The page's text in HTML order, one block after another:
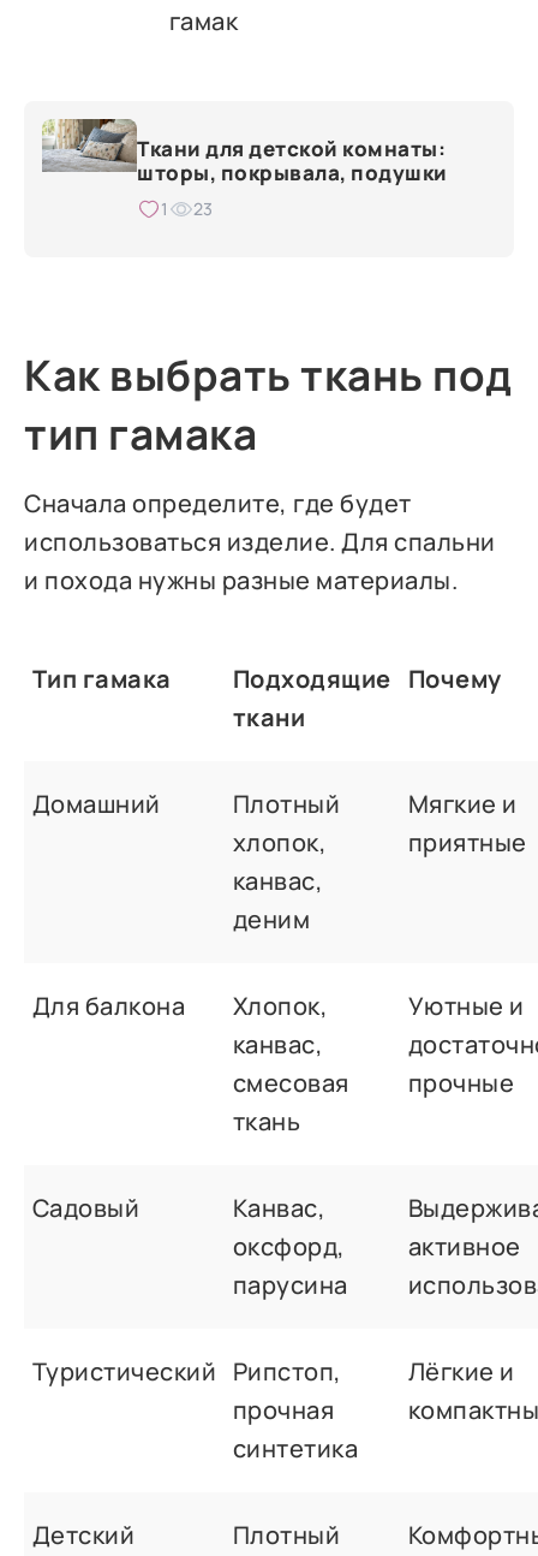
гамак
Ткани для детской комнаты:
шторы, покрывала, подушки
1 23
Как выбрать ткань под
тип гамака
Сначала определите, где будет
использоваться изделие. Для спальни
и похода нужны разные материалы.
Тип гамака
Подходящие
ткани
Почему
Домашний
Плотный
хлопок,
канвас,
деним
Мягкие и
приятные
Для балкона
Хлопок,
канвас,
смесовая
ткань
Уютные и
прочные
Садовый
Канвас,
оксфорд,
парусина
активное
Туристический Рипстоп,
прочная
синтетика
Лёгкие и
Детский
Плотный